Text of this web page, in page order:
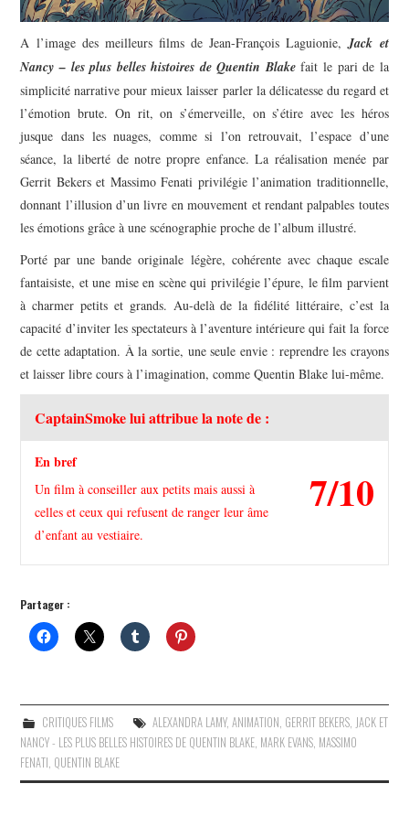
A l’image des meilleurs films de Jean-François Laguionie, Jack et
Nancy – les plus belles histoires de Quentin Blakefait le pari de la
simplicité narrative pour mieux laisser parler la délicatesse du regard et
l’émotion brute. On rit, on s’émerveille, on s’étire avec les héros
jusque dans les nuages, comme si l’on retrouvait, l’espace d’une
séance, la liberté de notre propre enfance.​ La réalisation menée par
Gerrit Bekers et Massimo Fenati privilégie l’animation traditionnelle,
donnant l’illusion d’un livre en mouvement et rendant palpables toutes
les émotions grâce à une scénographie proche de l’album illustré.
Porté par une bande originale légère, cohérente avec chaque escale
fantaisiste, et une mise en scène qui privilégie l’épure, le film parvient
à charmer petits et grands. Au-delà de la fidélité littéraire, c’est la
capacité d’inviter les spectateurs à l’aventure intérieure qui fait la force
de cette adaptation. À la sortie, une seule envie : reprendre les crayons
et laisser libre cours à l’imagination, comme Quentin Blake lui-même.​
CaptainSmoke lui attribue la note de :
7/10
En bref
Un film à conseiller aux petits mais aussi à
celles et ceux qui refusent de ranger leur âme
d’enfant au vestiaire.
Partager :
CRITIQUES FILMS ALEXANDRA LAMY, ANIMATION GERRIT BEKERS, JACK ET
NANCY - LES PLUS BELLES HISTOIRES DE QUENTIN BLAKE MARK EVANS MASSIMO
FENATI QUENTIN BLAKE